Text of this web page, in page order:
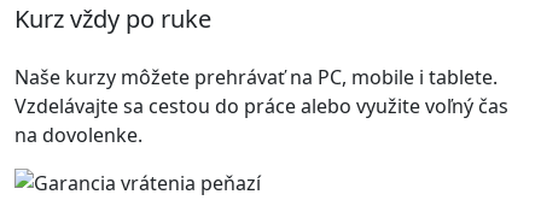
Kurz vždy po ruke
Naše kurzy môžete prehrávať na PC, mobile i tablete.
Vzdelávajte sa cestou do práce alebo využite voľný čas
na dovolenke.